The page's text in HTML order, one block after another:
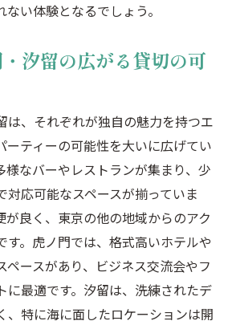
い体験となるでしょう。
汐留の広がる貸切の可
は、それぞれが独自の魅力を持つエ
ーティーの可能性を大いに広げてい
様なバーやレストランが集まり、少
対応可能なスペースが揃っていま
が良く、東京の他の地域からのアク
す。虎ノ門では、格式高いホテルや
ペースがあり、ビジネス交流会やフ
に最適です。汐留は、洗練されたデ
、特に海に面したロケーションは開